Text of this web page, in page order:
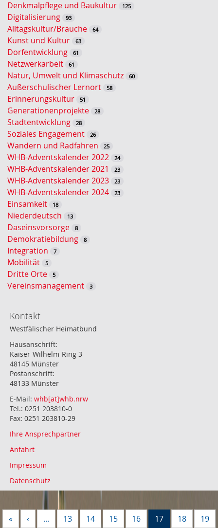
s
e
l
w
o
r
t
-
S
u
c
h
e
Denkmalpflege und Baukultur 125
Digitalisierung 93
Alltagskultur/Bräuche 64
Kunst und Kultur 63
Dorfentwicklung 61
Netzwerkarbeit 61
Natur, Umwelt und Klimaschutz 60
Außerschulischer Lernort 58
Erinnerungskultur 51
Generationenprojekte 28
Stadtentwicklung 28
Soziales Engagement 26
Wandern und Radfahren 25
WHB-Adventskalender 2022 24
WHB-Adventskalender 2021 23
WHB-Adventskalender 2023 23
WHB-Adventskalender 2024 23
Einsamkeit 18
Niederdeutsch 13
Daseinsvorsorge 8
Demokratiebildung 8
Integration 7
Mobilität 5
Dritte Orte 5
Vereinsmanagement 3
Kontakt
Westfälischer Heimatbund
Hausanschrift:
Kaiser-Wilhelm-Ring 3
48145 Münster
Postanschrift:
48133 Münster
E-Mail: whb[at]whb.nrw
Tel.: 0251 203810-0
Fax: 0251 203810-29
Ihre Ansprechpartner
Anfahrt
Impressum
Datenschutz
« ‹ ... 13 14 15 16 17 18 19